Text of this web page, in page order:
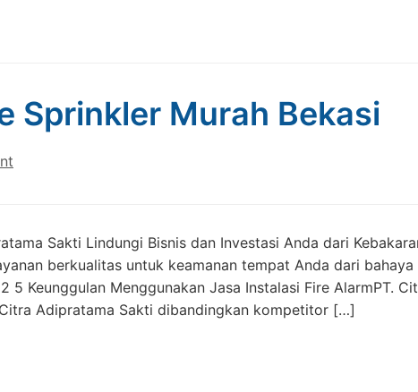
Sprinkler Murah Bekasi
Sakti Lindungi Bisnis dan Investasi Anda dari
berkualitas untuk keamanan tempat Anda dari bahaya
Keunggulan Menggunakan Jasa Instalasi Fire AlarmPT.
Adipratama Sakti dibandingkan kompetitor […]